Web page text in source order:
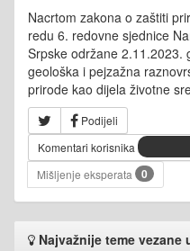
Nacrtom zakona o zaštiti
redu 6. redovne sjednice
Srpske održane 2.11.2023.
geološka i pejzažna
prirode kao dijela životne
Podijeli
Komentari korisnika
Mišljenje eksperata
0
Najvažnije teme vezane